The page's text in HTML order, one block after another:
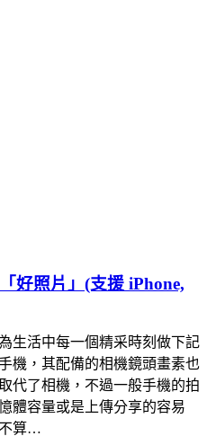
好照片」(支援 iPhone,
生活中每一個精采時刻做下記
機，其配備的相機鏡頭畫素也
代了相機，不過一般手機的拍
體容量或是上傳分享的容易
算…